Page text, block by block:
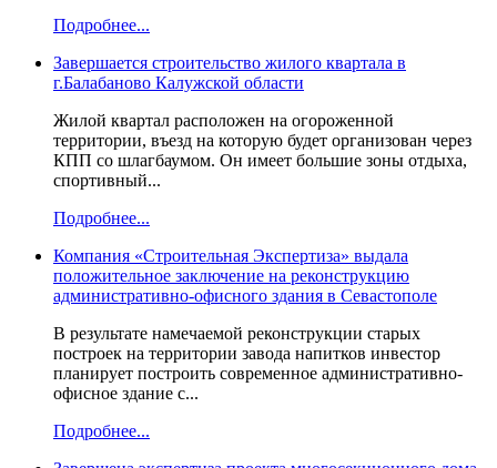
Подробнее...
Завершается строительство жилого квартала в
г.Балабаново Калужской области
Жилой квартал расположен на огороженной
территории, въезд на которую будет организован через
КПП со шлагбаумом. Он имеет большие зоны отдыха,
спортивный...
Подробнее...
Компания «Строительная Экспертиза» выдала
положительное заключение на реконструкцию
административно-офисного здания в Севастополе
В результате намечаемой реконструкции старых
построек на территории завода напитков инвестор
планирует построить современное административно-
офисное здание с...
Подробнее...